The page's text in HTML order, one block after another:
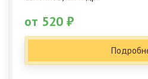
от 520 ₽